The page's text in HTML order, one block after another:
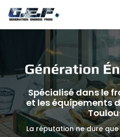
au
contenu
principal
Spécialisé dans le
et les équipements
La réputation ne dure